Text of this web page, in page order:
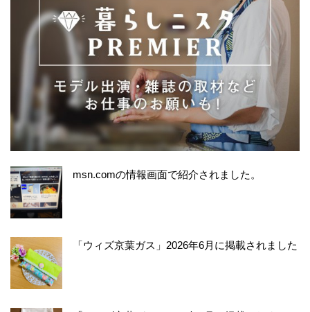
msn.comの情報画面で紹介されました。
「ウィズ京葉ガス」2026年6月に掲載されました